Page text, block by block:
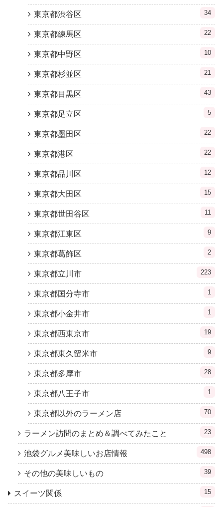
東京都渋谷区 34
東京都練馬区 22
東京都中野区 10
東京都杉並区 21
東京都目黒区 43
東京都足立区 5
東京都墨田区 22
東京都港区 22
東京都品川区 12
東京都大田区 15
東京都世田谷区 11
東京都江東区 9
東京都葛飾区 2
東京都立川市 223
東京都国分寺市 1
東京都小金井市 1
東京都西東京市 19
東京都東久留米市 9
東京都多摩市 28
東京都八王子市 1
東京都以外のラーメン店 70
ラーメン訪問のまとめ＆調べてみたこと 23
池袋グルメ美味しいお店情報 498
その他の美味しいもの 39
スイーツ関係 15